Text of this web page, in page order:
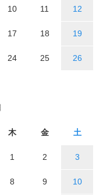
10 11 12
17 18 19
24 25 26
木 金 土
1 2 3
8 9 10